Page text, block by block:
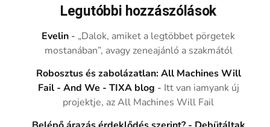
Legutóbbi hozzászólások
Evelin - „Dalok, amiket a legtöbbet pörgetek
mostanában”, avagy zeneajánló a szakmától
Robosztus és zabolázatlan: All Machines Will
Fail - And We - TIXA blog - Itt van iamyank új
projektje, az All Machines Will Fail